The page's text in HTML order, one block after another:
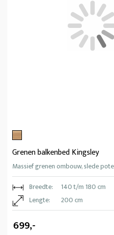
Grenen balkenbed Kingsley
Massief grenen ombouw, slede
Breedte:
140 t/m 180 cm
Lengte:
200 cm
699,-